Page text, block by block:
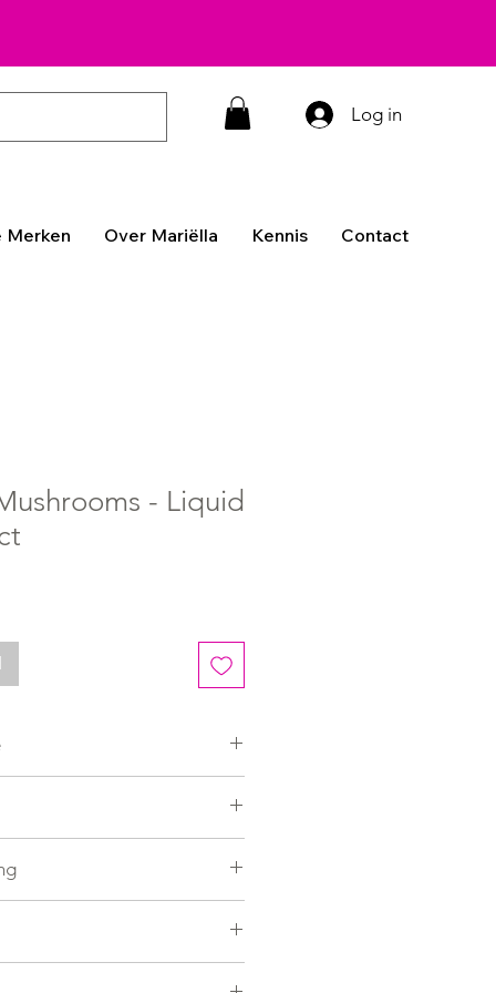
Log in
Merken Over Mariëlla Kennis Contact
- Liquid